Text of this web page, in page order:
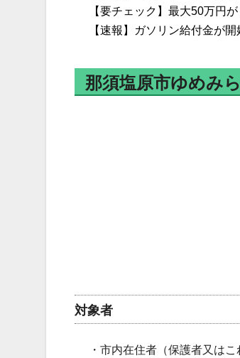
【要チェック】最大50万円
【速報】ガソリン給付金が
那須塩原市ゆめみ
対象者
・市内在住者（保護者又は